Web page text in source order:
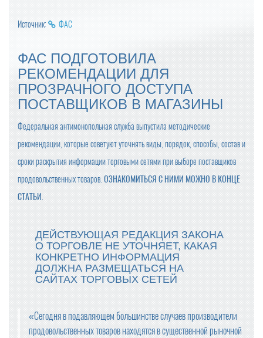
Источник: ФАС
ФАС ПОДГОТОВИЛА
РЕКОМЕНДАЦИИ ДЛЯ
ПРОЗРАЧНОГО ДОСТУПА
ПОСТАВЩИКОВ В МАГАЗИНЫ
Федеральная антимонопольная служба выпустила методические
рекомендации, которые советуют уточнять виды, порядок, способы, состав и
сроки раскрытия информации торговыми сетями при выборе поставщиков
продовольственных товаров. ОЗНАКОМИТЬСЯ С НИМИ МОЖНО В КОНЦЕ
СТАТЬИ.
ДЕЙСТВУЮЩАЯ РЕДАКЦИЯ ЗАКОНА
О ТОРГОВЛЕ НЕ УТОЧНЯЕТ, КАКАЯ
КОНКРЕТНО ИНФОРМАЦИЯ
ДОЛЖНА РАЗМЕЩАТЬСЯ НА
САЙТАХ ТОРГОВЫХ СЕТЕЙ
«Сегодня в подавляющем большинстве случаев производители
продовольственных товаров находятся в существенной рыночной